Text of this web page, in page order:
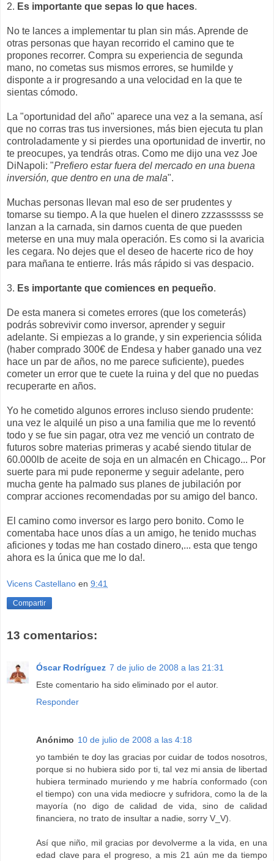
2. Es importante que sepas lo que haces.
No te lances a implementar tu plan sin más. Aprende de
otras personas que hayan recorrido el camino que te
propones recorrer. Compra su experiencia de segunda
mano, no cometas sus mismos errores, se humilde y
disponte a ir progresando a una velocidad en la que te
sientas cómodo.
La "oportunidad del año" aparece una vez a la semana, así
que no corras tras tus inversiones, más bien ejecuta tu plan
controladamente y si pierdes una oportunidad de invertir, no
te preocupes, ya tendrás otras. Como me dijo una vez Joe
DiNapoli: "Prefiero estar fuera del mercado en una buena
inversión, que dentro en una de mala".
Muchas personas llevan mal eso de ser prudentes y
tomarse su tiempo. A la que huelen el dinero zzzassssss se
lanzan a la carnada, sin darnos cuenta de que pueden
meterse en una muy mala operación. Es como si la avaricia
les cegara. No dejes que el deseo de hacerte rico de hoy
para mañana te entierre. Irás más rápido si vas despacio.
3. Es importante que comiences en pequeño.
De esta manera si cometes errores (que los cometerás)
podrás sobrevivir como inversor, aprender y seguir
adelante. Si empiezas a lo grande, y sin experiencia sólida
(haber comprado 300€ de Endesa y haber ganado una vez
hace un par de años, no me parece suficiente), puedes
cometer un error que te cuete la ruina y del que no puedas
recuperarte en años.
Yo he cometido algunos errores incluso siendo prudente:
una vez le alquilé un piso a una familia que me lo reventó
todo y se fue sin pagar, otra vez me venció un contrato de
futuros sobre materias primeras y acabé siendo titular de
60.000lb de aceite de soja en un almacén en Chicago... Por
suerte para mi pude reponerme y seguir adelante, pero
mucha gente ha palmado sus planes de jubilación por
comprar acciones recomendadas por su amigo del banco.
El camino como inversor es largo pero bonito. Como le
comentaba hace unos días a un amigo, he tenido muchas
aficiones y todas me han costado dinero,... esta que tengo
ahora es la única que me lo da!.
Vicens Castellano en 9:41
Compartir
13 comentarios:
Óscar Rodríguez 7 de julio de 2008 a las 21:31
Este comentario ha sido eliminado por el autor.
Responder
Anónimo 10 de julio de 2008 a las 4:18
yo también te doy las gracias por cuidar de todos nosotros,
porque si no hubiera sido por ti, tal vez mi ansia de libertad
hubiera terminado muriendo y me habría conformado (con
el tiempo) con una vida mediocre y sufridora, como la de la
mayoría (no digo de calidad de vida, sino de calidad
financiera, no trato de insultar a nadie, sorry V_V).
Así que niño, mil gracias por devolverme a la vida, en una
edad clave para el progreso, a mis 21 aún me da tiempo